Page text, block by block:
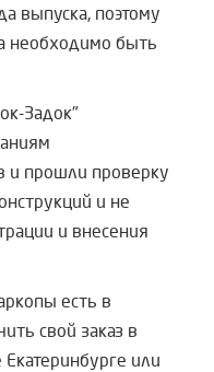
выпуска, поэтому
необходимо быть
Задок"
и прошли проверку
и не
и внесения
есть в
свой заказ в
или